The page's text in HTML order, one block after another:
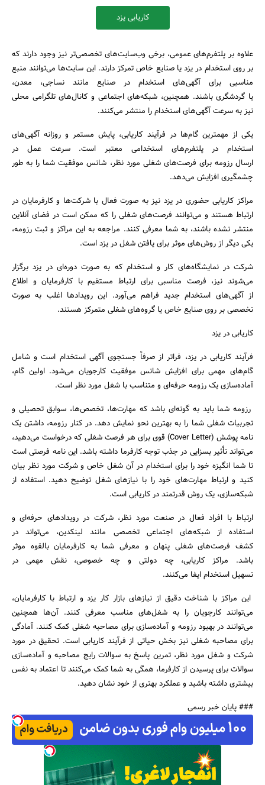
کاریابی یزد
علاوه بر پلتفرم‌های عمومی، برخی وب‌سایت‌های تخصصی‌تر نیز وجود دارند که
بر روی استخدام در یزد یا صنایع خاص تمرکز دارند. این سایت‌ها می‌توانند منبع
مناسبی برای آگهی‌های استخدام در صنایع مانند نساجی، معدن،
یا گردشگری باشند. همچنین، شبکه‌های اجتماعی و کانال‌های تلگرامی محلی
نیز به سرعت آگهی‌های استخدام را منتشر می‌کنند.
یکی از مهمترین گام‌ها در فرآیند کاریابی، پایش مستمر و روزانه آگهی‌های
استخدام در پلتفرم‌های استخدامی معتبر است. سرعت عمل در
ارسال رزومه برای فرصت‌های شغلی مورد نظر، شانس موفقیت شما را به طور
چشمگیری افزایش می‌دهد.
مراکز کاریابی حضوری در یزد نیز به صورت فعال با شرکت‌ها و کارفرمایان در
ارتباط هستند و می‌توانند فرصت‌های شغلی را که ممکن است در فضای آنلاین
منتشر نشده باشند، به شما معرفی کنند. مراجعه به این مراکز و ثبت رزومه،
یکی دیگر از روش‌های موثر برای یافتن شغل در یزد است.
شرکت در نمایشگاه‌های کار و استخدام که به صورت دوره‌ای در یزد برگزار
می‌شوند نیز، فرصت مناسبی برای ارتباط مستقیم با کارفرمایان و اطلاع
از آگهی‌های استخدام جدید فراهم می‌آورد. این رویدادها اغلب به صورت
تخصصی بر روی صنایع خاص یا گروه‌های شغلی متمرکز هستند.
کاریابی در یزد
فرآیند کاریابی در یزد، فراتر از صرفاً جستجوی آگهی استخدام است و شامل
گام‌های مهمی برای افزایش شانس موفقیت کارجویان می‌شود. اولین گام،
آماده‌سازی یک رزومه حرفه‌ای و متناسب با شغل مورد نظر است.
رزومه شما باید به گونه‌ای باشد که مهارت‌ها، تخصص‌ها، سوابق تحصیلی و
تجربیات شغلی شما را به بهترین نحو نمایش دهد. در کنار رزومه، داشتن یک
نامه پوشش (Cover Letter) قوی برای هر فرصت شغلی که درخواست می‌دهید،
می‌تواند تأثیر بسزایی در جذب توجه کارفرما داشته باشد. این نامه فرصتی است
تا شما انگیزه خود را برای استخدام در آن شغل خاص و شرکت مورد نظر بیان
کنید و ارتباط مهارت‌های خود را با نیازهای شغل توضیح دهید. استفاده از
شبکه‌سازی، یک روش قدرتمند در کاریابی است.
ارتباط با افراد فعال در صنعت مورد نظر، شرکت در رویدادهای حرفه‌ای و
استفاده از شبکه‌های اجتماعی تخصصی مانند لینکدین، می‌تواند در
کشف فرصت‌های شغلی پنهان و معرفی شما به کارفرمایان بالقوه موثر
باشد. مراکز کاریابی، چه دولتی و چه خصوصی، نقش مهمی در
تسهیل استخدام ایفا می‌کنند.
این مراکز با شناخت دقیق از نیازهای بازار کار یزد و ارتباط با کارفرمایان،
می‌توانند کارجویان را به شغل‌های مناسب معرفی کنند. آن‌ها همچنین
می‌توانند در بهبود رزومه و آماده‌سازی برای مصاحبه شغلی کمک کنند. آمادگی
برای مصاحبه شغلی نیز بخش حیاتی از فرآیند کاریابی است. تحقیق در مورد
شرکت و شغل مورد نظر، تمرین پاسخ به سوالات رایج مصاحبه و آماده‌سازی
سوالات برای پرسیدن از کارفرما، همگی به شما کمک می‌کنند تا اعتماد به نفس
بیشتری داشته باشید و عملکرد بهتری از خود نشان دهید.
### پایان خبر رسمی